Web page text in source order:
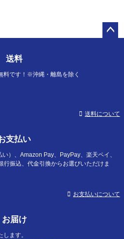
送料
料です！※沖縄・離島を除く
送料について
支払い
）、Amazon Pay、PayPay、楽天ペイ、
行振込、代金引換からお選びいただけま
お支払いについて
お届け
ます。